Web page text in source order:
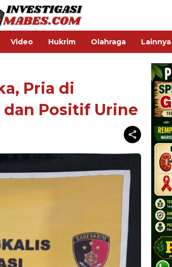
Video Hukrim Olahraga Lainnya
Pria di
Positif Urine